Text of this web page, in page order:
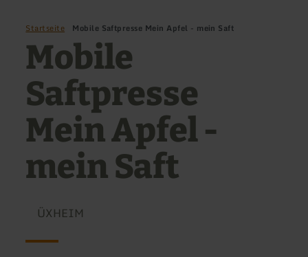
Startseite Mobile Saftpresse Mein Apfel - mein Saft
Mobile
Saftpresse
Mein Apfel -
mein Saft
ÜXHEIM